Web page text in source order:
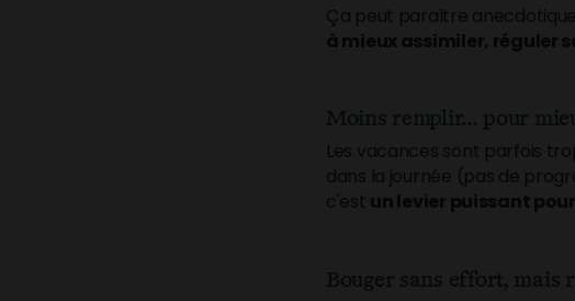
Ça peut paraître
à mieux assimiler, réguler
Moins remplir... pour
Les vacances sont parfois
dans la journée (pas de
c'est un levier puissant
Bouger sans effort, mais